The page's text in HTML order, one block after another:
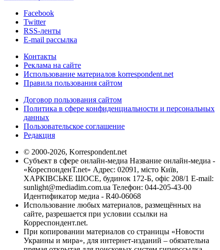
Facebook
Twitter
RSS-ленты
E-mail рассылка
Контакты
Реклама на сайте
Использование материалов korrespondent.net
Правила пользования сайтом
Договор пользования сайтом
Политика в сфере конфиденциальности и персональных
данных
Пользовательское соглашение
Редакция
© 2000-2026, Korrespondent.net
Субъект в сфере онлайн-медиа Название онлайн-медиа -
«КореспонденТ.net» Адрес: 02091, місто Київ,
ХАРКІВСЬКЕ ШОСЕ, будинок 172-Б, офіс 208/1 E-mail:
sunlight@mediadim.com.ua Телефон: 044-205-43-00
Идентификатор медиа - R40-06068
Использование любых материалов, размещённых на
сайте, разрешается при условии ссылки на
Корреспондент.net.
При копировании материалов со страницы «Новости
Украины и мира», для интернет-изданий – обязательна